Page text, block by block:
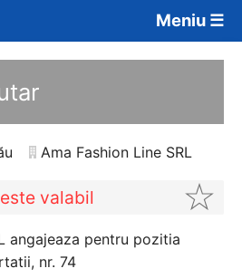
Meniu ☰
Ama Fashion Line SRL
valabil
angajeaza pentru pozitia
nr. 74